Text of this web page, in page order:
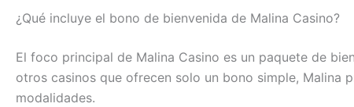
¿Qué incluye el bono de bienvenida de Malina Casino?
El foco principal de Malina Casino es un paquete de
otros casinos que ofrecen solo un bono simple, Malina
modalidades.